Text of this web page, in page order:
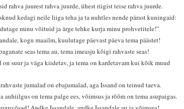
rahva juurest rahva juurde, ühest riigist teise rahva juurde.
kedagi neile liiga teha ja ta nuhtles nende pärast kuningaid:
minu võituid ja ärge tehke kurja minu prohvetitele!”
kogu maailm, kuulutage päevast päeva tema päästet!
seas tema au, tema imeasju kõigi rahvaste seas!
on suur ja väga kiidetav, ja tema on kardetavam kui kõik muud
jumalad on ebajumalad, aga Issand on teinud taeva.
auhiilgus on tema palge ees, võimsus ja rõõm on tema asupaigas.